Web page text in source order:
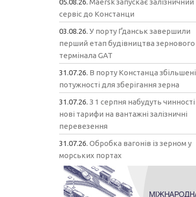
сервіс до Констанци
03.08.26.У порту Ґданськ завершили
перший етап будівництва зернового
термінала GAT
31.07.26. В порту Констанца збільшені
потужності для зберігання зерна
31.07.26.З 1 серпня набудуть чинності
нові тарифи на вантажні залізничні
перевезення
31.07.26.Обробка вагонів із зерном у
морських портах